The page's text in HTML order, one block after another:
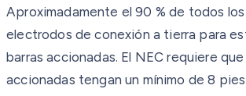
Aproximadamente el 90 % de todos
electrodos de conexión a tierra para
barras accionadas. El NEC requiere
accionadas tengan un mínimo de 8